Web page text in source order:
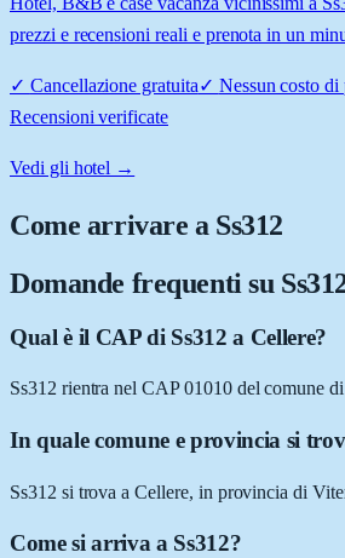
prezzi e recensioni reali e prenota in un
✓ Cancellazione gratuita✓ Nessun costo di
Recensioni verificate
Vedi gli hotel →
Come arrivare a Ss312
Domande frequenti su
Qual è il CAP di Ss312 a Cellere?
Ss312 rientra nel CAP 01010 del comune
In quale comune e provincia si
Ss312 si trova a Cellere, in provincia di
Come si arriva a Ss312?